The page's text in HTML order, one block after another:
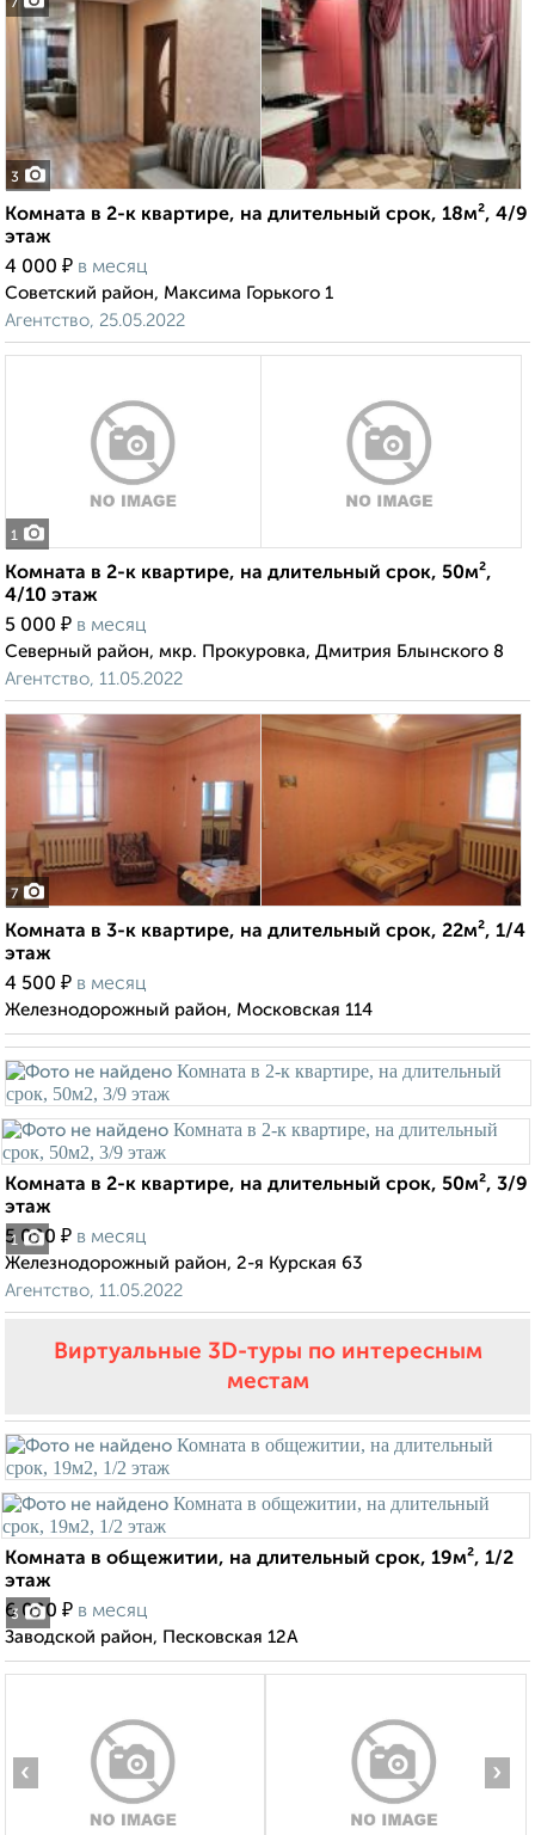
7
3
Комната в 2-к квартире, на длительный срок, 18м², 4/9
этаж
4 000 ₽ в месяц
Советский район, Максима Горького 1
Агентство, 25.05.2022
1
Комната в 2-к квартире, на длительный срок, 50м²,
4/10 этаж
5 000 ₽ в месяц
Северный район, мкр. Прокуровка, Дмитрия Блынского 8
Агентство, 11.05.2022
7
Комната в 3-к квартире, на длительный срок, 22м², 1/4
этаж
4 500 ₽ в месяц
Железнодорожный район, Московская 114
1
Комната в 2-к квартире, на длительный срок, 50м², 3/9
этаж
5 000 ₽ в месяц
Железнодорожный район, 2-я Курская 63
Агентство, 11.05.2022
Виртуальные 3D-туры по интересным
местам
3
Комната в общежитии, на длительный срок, 19м², 1/2
этаж
6 000 ₽ в месяц
Заводской район, Песковская 12А
‹ ›